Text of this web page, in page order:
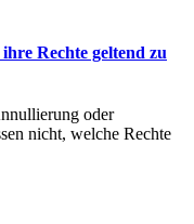
Rechte geltend zu
oder
nicht, welche Rechte